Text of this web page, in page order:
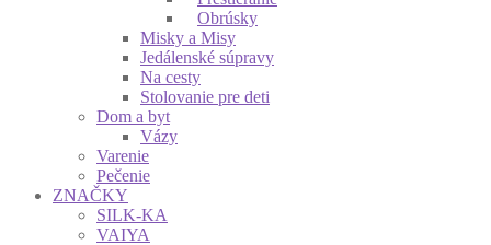
Obrúsky
Misky a Misy
Jedálenské súpravy
Na cesty
Stolovanie pre deti
Dom a byt
Vázy
Varenie
Pečenie
ZNAČKY
SILK-KA
VAIYA